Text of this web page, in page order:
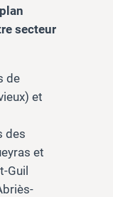
secteur
de
et
des
et
Guil